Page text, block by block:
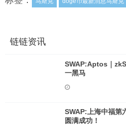
链链资讯
SWAP:Aptos｜
一黑马
SWAP:上海中福第
圆满成功！